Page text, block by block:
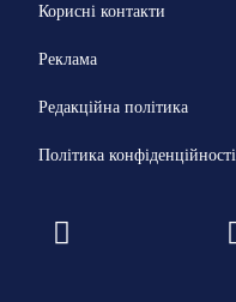
Корисні контакти
Реклама
Редакційна політика
Політика конфіденційності